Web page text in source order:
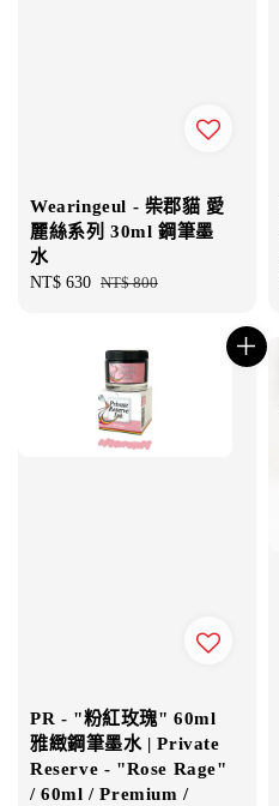
Wearingeul - 柴郡貓 愛
麗絲系列 30ml 鋼筆墨
水
Sale
NT$ 630 Regular
NT$ 800
PR - "粉紅玫瑰" 60ml
雅緻鋼筆墨水 | Private
Reserve - "Rose Rage"
/ 60ml / Premium /